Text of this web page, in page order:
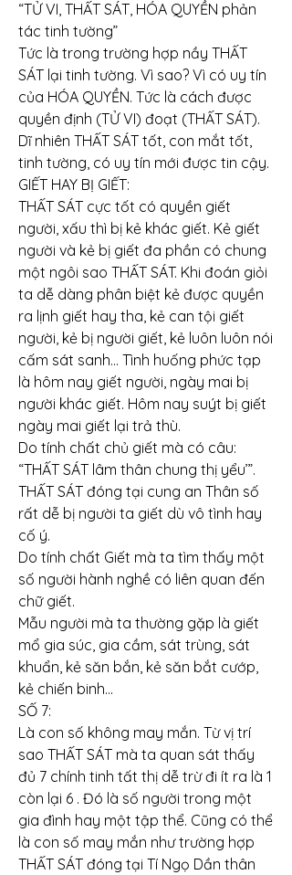
“TỬ VI, THẤT SÁT, HÓA QUYỀN phản
tác tinh tường”
Tức là trong trường hợp nầy THẤT
SÁT lại tinh tường. Vì sao? Vì có uy tín
của HÓA QUYỀN. Tức là cách được
quyền định (TỬ VI) đoạt (THẤT SÁT).
Dĩ nhiên THẤT SÁT tốt, con mắt tốt,
tinh tường, có uy tín mới được tin cậy.
GIẾT HAY BỊ GIẾT:
THẤT SÁT cực tốt có quyền giết
người, xấu thì bị kẻ khác giết. Kẻ giết
người và kẻ bị giết đa phần có chung
một ngôi sao THẤT SÁT. Khi đoán giỏi
ta dễ dàng phân biệt kẻ được quyền
ra lịnh giết hay tha, kẻ can tội giết
người, kẻ bị người giết, kẻ luôn luôn nói
cấm sát sanh… Tình huống phức tạp
là hôm nay giết người, ngày mai bị
người khác giết. Hôm nay suýt bị giết
ngày mai giết lại trả thù.
Do tính chất chủ giết mà có câu:
“THẤT SÁT lâm thân chung thị yểu’”.
THẤT SÁT đóng tại cung an Thân số
rất dễ bị người ta giết dù vô tình hay
cố ý.
Do tính chất Giết mà ta tìm thấy một
số người hành nghề có liên quan đến
chữ giết.
Mẫu người mà ta thường gặp là giết
mổ gia súc, gia cầm, sát trùng, sát
khuẩn, kẻ săn bắn, kẻ săn bắt cướp,
kẻ chiến binh...
SỐ 7:
Là con số không may mắn. Từ vị trí
sao THẤT SÁT mà ta quan sát thấy
đủ 7 chính tinh tất thị dễ trừ đi ít ra là 1
còn lại 6 . Đó là số người trong một
gia đình hay một tập thể. Cũng có thể
là con số may mắn như trường hợp
THẤT SÁT đóng tại Tí Ngọ Dần thân